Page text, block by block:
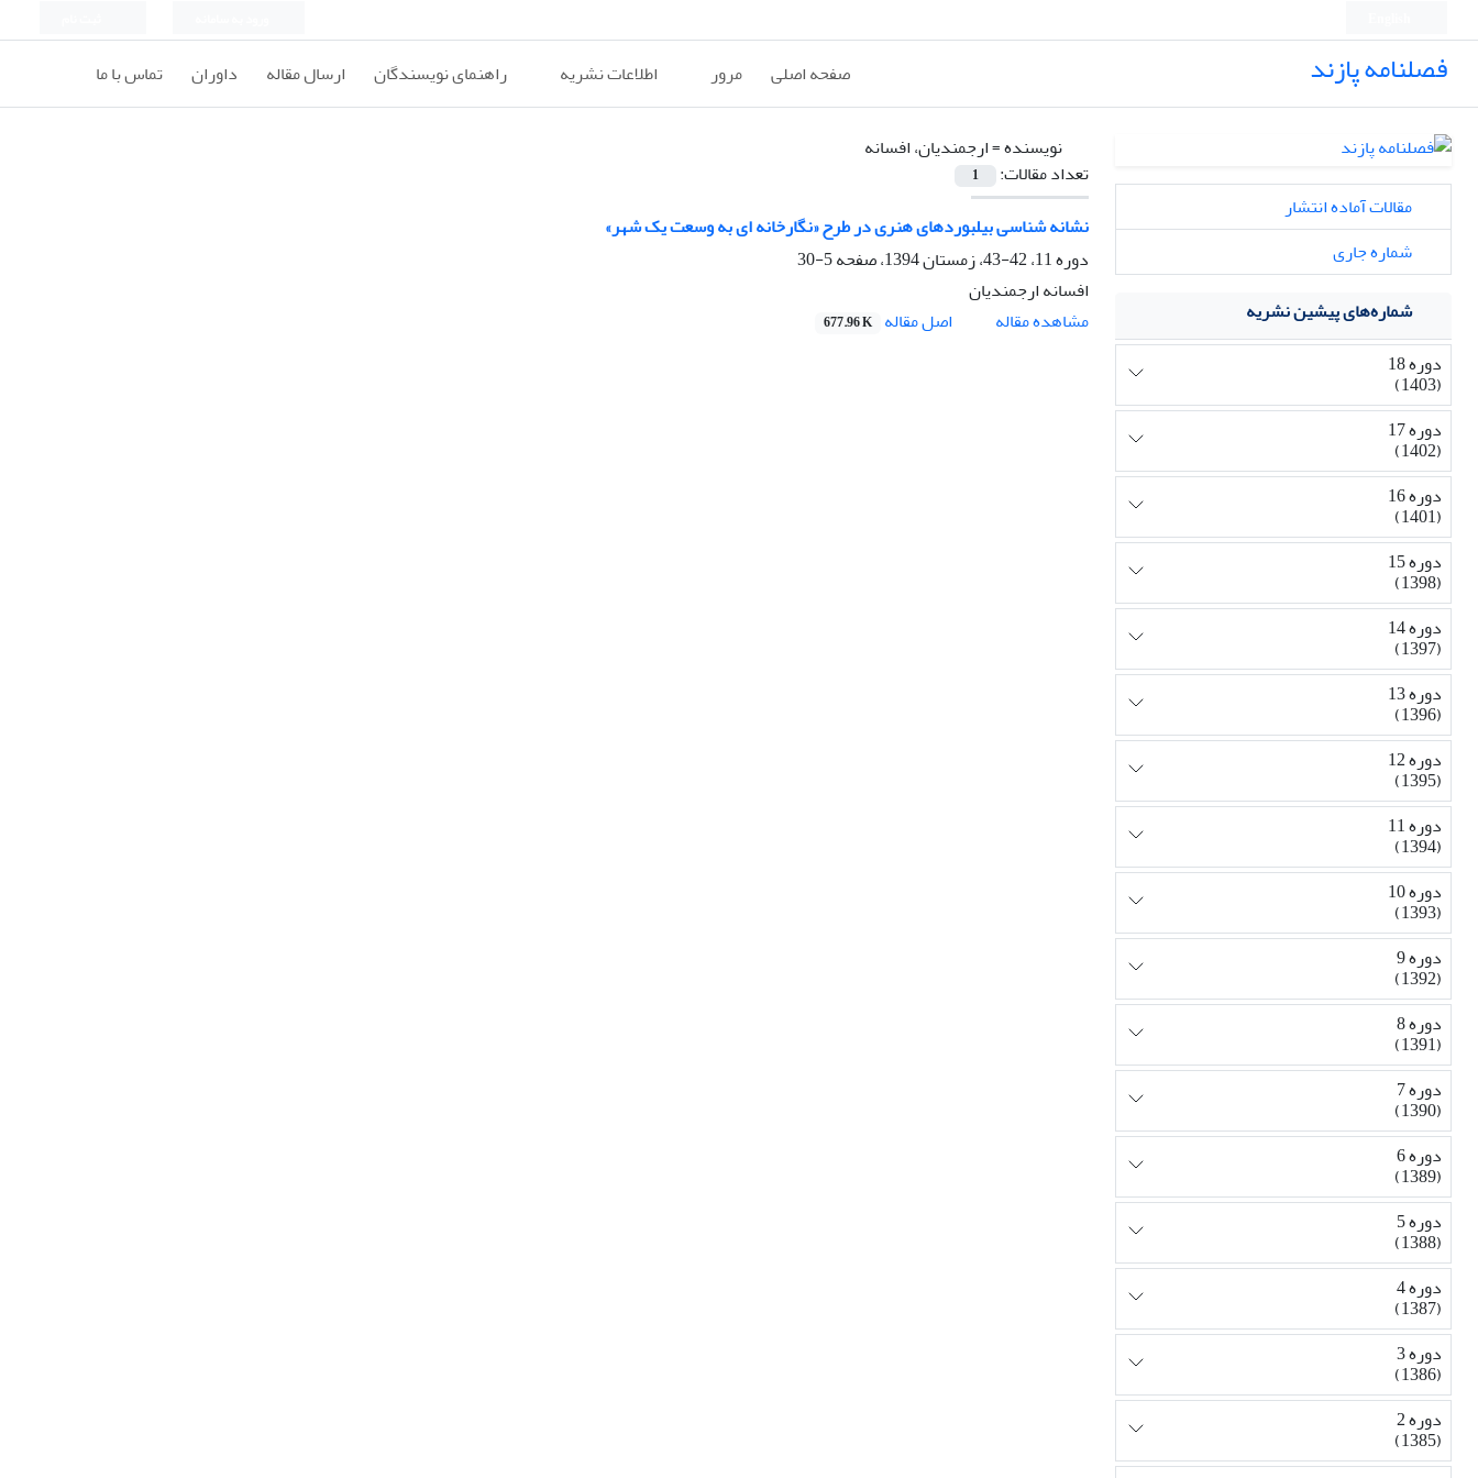
فصلنامه پازند صفحه اصلی مرور اطلاعات نشریه راهنمای نویسندگان ارسال مقاله داوران تماس با ما
نویسنده =ارجمندیان، افسانه
تعداد مقالات:
1
نشانه شناسی بیلبوردهای هنری در طرح «نگارخانه ای به وسعت یک شهر»
دوره 11، 42-43، زمستان 1394، صفحه
5-30
افسانه ارجمندیان
مشاهده مقاله
اصل مقاله 677.96 K
مقالات آماده انتشار
شماره جاری
شماره‌های پیشین نشریه
دوره 18
(1403)
دوره 17
(1402)
دوره 16
(1401)
دوره 15
(1398)
دوره 14
(1397)
دوره 13
(1396)
دوره 12
(1395)
دوره 11
(1394)
دوره 10
(1393)
دوره 9
(1392)
دوره 8
(1391)
دوره 7
(1390)
دوره 6
(1389)
دوره 5
(1388)
دوره 4
(1387)
دوره 3
(1386)
دوره 2
(1385)